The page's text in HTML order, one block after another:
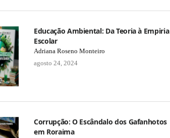
Educação Ambiental: Da Teoria à Empiria
Escolar
Adriana Roseno Monteiro
agosto 24, 2024
Corrupção: O Escândalo dos Gafanhotos
em Roraima